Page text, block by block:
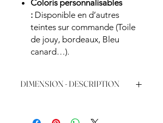
Coloris personnalisables
: Disponible en d’autres
teintes sur commande (Toile
de jouy, bordeaux, Bleu
canard…).
DIMENSION - DESCRIPTION
Structure : Métal doré